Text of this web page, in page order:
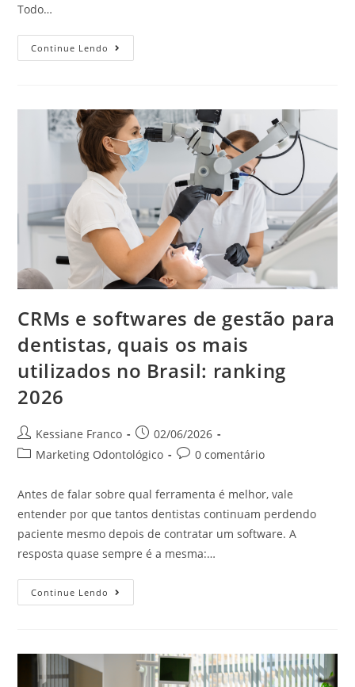
Todo…
Continue Lendo
CRMs e softwares de gestão para
dentistas, quais os mais
utilizados no Brasil: ranking
2026
Kessiane Franco
02/06/2026
Marketing Odontológico
0 comentário
Antes de falar sobre qual ferramenta é melhor, vale
entender por que tantos dentistas continuam perdendo
paciente mesmo depois de contratar um software. A
resposta quase sempre é a mesma:…
Continue Lendo